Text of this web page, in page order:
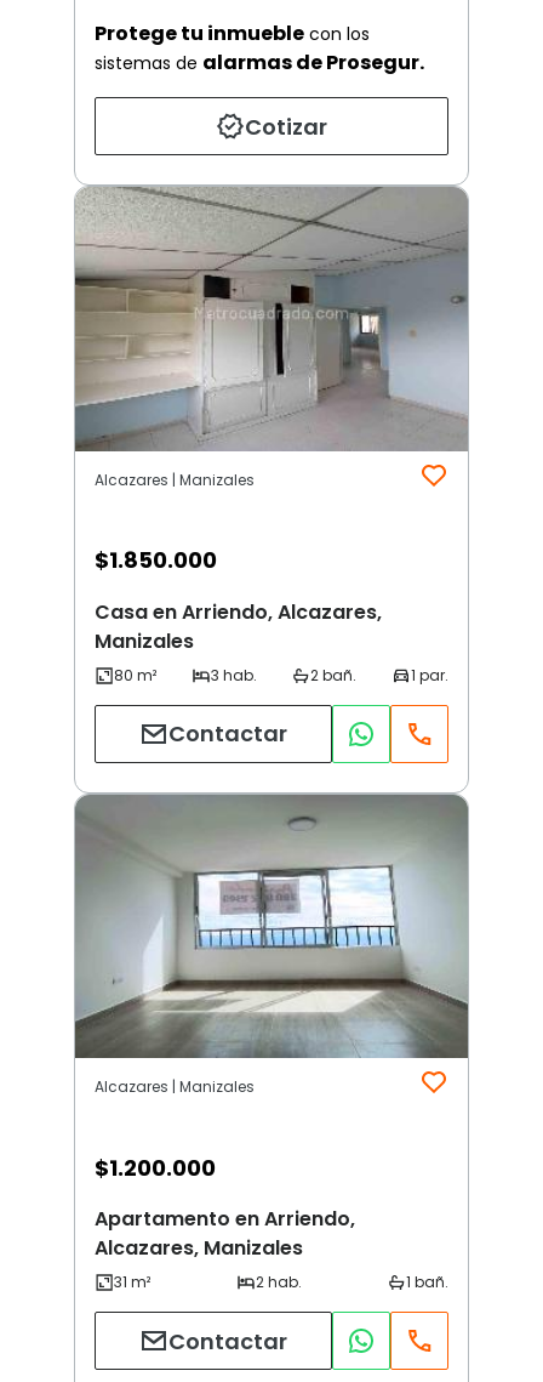
Protege tu inmueble con los
sistemas de alarmas de Prosegur.
Cotizar
Alcazares | Manizales
$1.850.000
Casa en Arriendo, Alcazares,
Manizales
Contactar
Alcazares | Manizales
$1.200.000
Apartamento en Arriendo,
Alcazares, Manizales
Contactar